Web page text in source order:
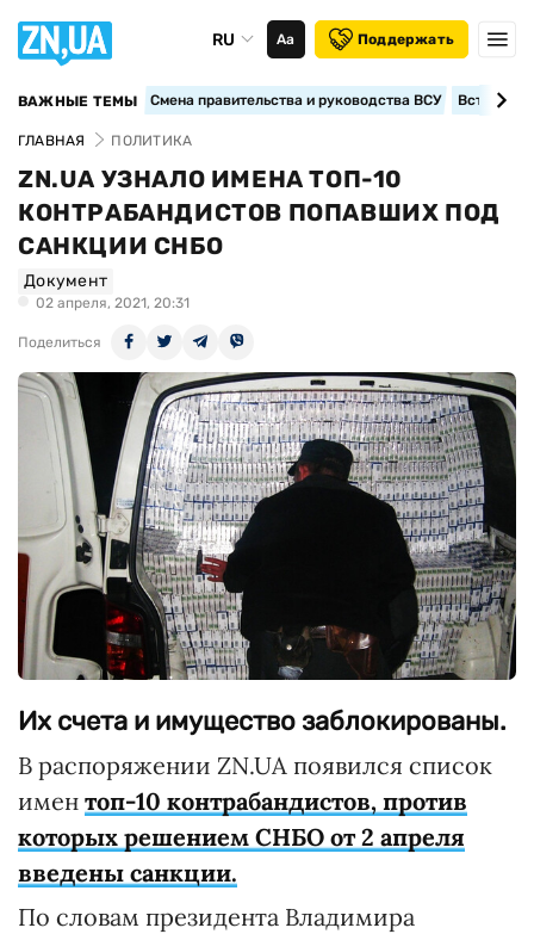
RU Аа Поддержать
ВАЖНЫЕ ТЕМЫ Смена правительства и руководства ВСУ
ГЛАВНАЯ ПОЛИТИКА
ZN.UA УЗНАЛО ИМЕНА ТОП-10
КОНТРАБАНДИСТОВ ПОПАВШИХ ПОД
САНКЦИИ СНБО
Документ
02 апреля, 2021, 20:31
Поделиться
Их счета и имущество заблокированы.
В распоряжении ZN.UA появился список
имен топ-10 контрабандистов, против
которых решением СНБО от 2 апреля
введены санкции.
По словам президента Владимира